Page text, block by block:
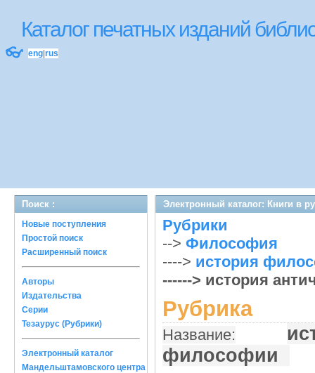
Каталог печатных изданий
👓 eng rus
Поиск :
Новые поступления
Простой поиск
Расширенный поиск
Авторы
Издательства
Серии
Тезаурус (Рубрики)
Электронный каталог
Мандельштамовского центра
Электронный каталог: Книги в
Рубрики
--> Философия
----> история
------> история
Рубрика
Название:
философии